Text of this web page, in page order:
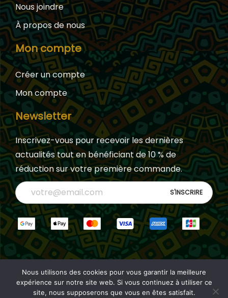
Nous joindre
À propos de nous
Mon compte
Créer un compte
Mon compte
Newsletter
Inscrivez-vous pour recevoir les dernières
actualités tout en bénéficiant de 10 % de
réduction sur votre première commande.
Copyright © 2026 Alka Signature | Designed by
Nous utilisons des cookies pour vous garantir la meilleure
expérience sur notre site web. Si vous continuez à utiliser ce
site, nous supposerons que vous en êtes satisfait.